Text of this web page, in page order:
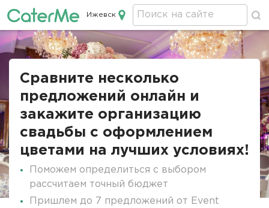
Кейтеринг в Ижевске
Ижевск
Строка
Сравните несколько
предложений онлайн и
закажите организацию
свадьбы с оформлением
цветами на лучших условиях!
Поможем определиться с выбором
рассчитаем точный бюджет
Пришлем до 7 предложений от Event